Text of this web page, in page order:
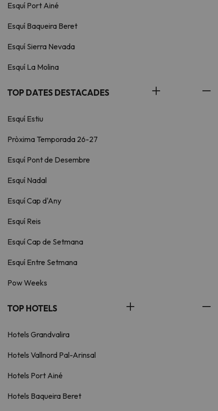
Esquí Port Ainé
Esquí Baqueira Beret
Esquí Sierra Nevada
Esquí La Molina
TOP DATES DESTACADES
Esquí Estiu
Pròxima Temporada 26-27
Esquí Pont de Desembre
Esquí Nadal
Esquí Cap d'Any
Esquí Reis
Esquí Cap de Setmana
Esquí Entre Setmana
Pow Weeks
TOP HOTELS
Hotels Grandvalira
Hotels Vallnord Pal-Arinsal
Hotels Port Ainé
Hotels Baqueira Beret